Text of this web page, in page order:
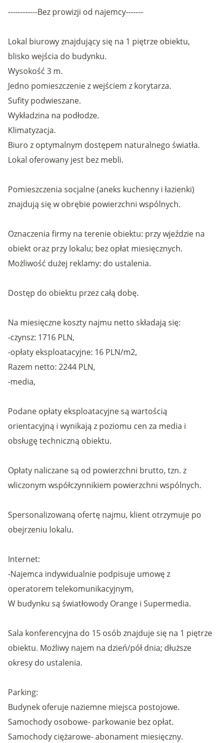
------------Bez prowizji od najemcy-------
Lokal biurowy znajdujący się na 1 piętrze obiektu,
blisko wejścia do budynku.
Wysokość 3 m.
Jedno pomieszczenie z wejściem z korytarza.
Sufity podwieszane.
Wykładzina na podłodze.
Klimatyzacja.
Biuro z optymalnym dostępem naturalnego światła.
Lokal oferowany jest bez mebli.
Pomieszczenia socjalne (aneks kuchenny i łazienki)
znajdują się w obrębie powierzchni wspólnych.
Oznaczenia firmy na terenie obiektu: przy wjeździe na
obiekt oraz przy lokalu; bez opłat miesięcznych.
Możliwość dużej reklamy: do ustalenia.
Dostęp do obiektu przez całą dobę.
Na miesięczne koszty najmu netto składają się:
-czynsz: 1716 PLN,
-opłaty eksploatacyjne: 16 PLN/m2,
Razem netto: 2244 PLN,
-media,
Podane opłaty eksploatacyjne są wartością
orientacyjną i wynikają z poziomu cen za media i
obsługę techniczną obiektu.
Opłaty naliczane są od powierzchni brutto, tzn. z
wliczonym współczynnikiem powierzchni wspólnych.
Spersonalizowaną ofertę najmu, klient otrzymuje po
obejrzeniu lokalu.
Internet:
-Najemca indywidualnie podpisuje umowę z
operatorem telekomunikacyjnym,
W budynku są światłowody Orange i Supermedia.
Sala konferencyjna do 15 osób znajduje się na 1 piętrze
obiektu. Możliwy najem na dzień/pół dnia; dłuższe
okresy do ustalenia.
Parking:
Budynek oferuje naziemne miejsca postojowe.
Samochody osobowe- parkowanie bez opłat.
Samochody ciężarowe- abonament miesięczny.